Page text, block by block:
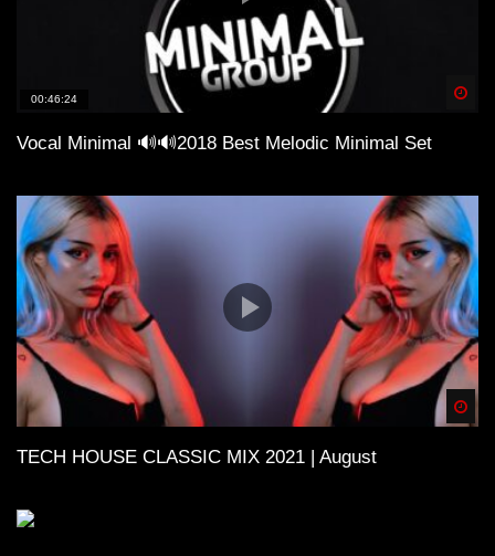
00:46:24
Vocal Minimal 🔊🔊2018 Best Melodic Minimal Set
TECH HOUSE CLASSIC MIX 2021 | August